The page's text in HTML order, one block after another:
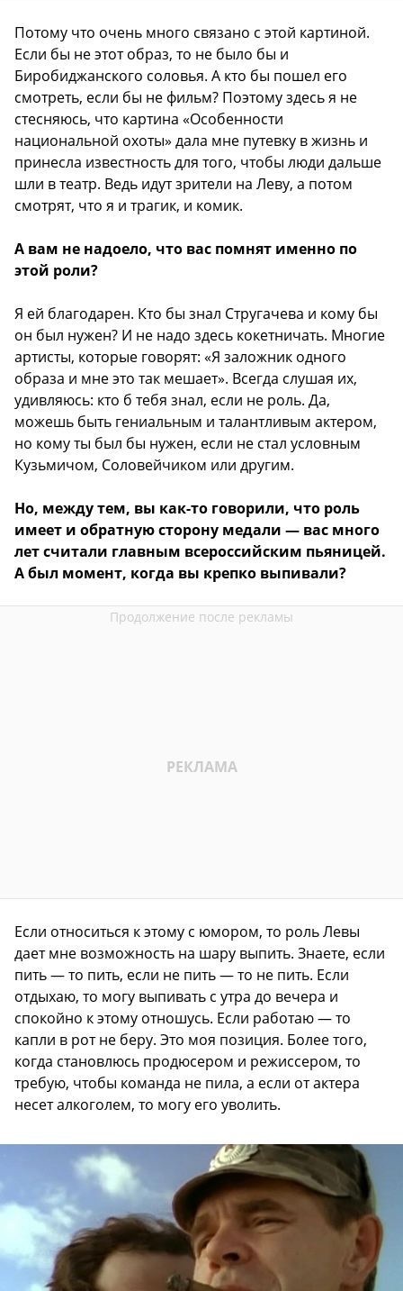
Потому что очень много связано с этой картиной.
Если бы не этот образ, то не было бы и
Биробиджанского соловья. А кто бы пошел его
смотреть, если бы не фильм? Поэтому здесь я не
стесняюсь, что картина «Особенности
национальной охоты» дала мне путевку в жизнь и
принесла известность для того, чтобы люди дальше
шли в театр. Ведь идут зрители на Леву, а потом
смотрят, что я и трагик, и комик.
А вам не надоело, что вас помнят именно по
этой роли?
Я ей благодарен. Кто бы знал Стругачева и кому бы
он был нужен? И не надо здесь кокетничать. Многие
артисты, которые говорят: «Я заложник одного
образа и мне это так мешает». Всегда слушая их,
удивляюсь: кто б тебя знал, если не роль. Да,
можешь быть гениальным и талантливым актером,
но кому ты был бы нужен, если не стал условным
Кузьмичом, Соловейчиком или другим.
Но, между тем, вы как-то говорили, что роль
имеет и обратную сторону медали — вас много
лет считали главным всероссийским пьяницей.
А был момент, когда вы крепко выпивали?
Если относиться к этому с юмором, то роль Левы
дает мне возможность на шару выпить. Знаете, если
пить — то пить, если не пить — то не пить. Если
отдыхаю, то могу выпивать с утра до вечера и
спокойно к этому отношусь. Если работаю — то
капли в рот не беру. Это моя позиция. Более того,
когда становлюсь продюсером и режиссером, то
требую, чтобы команда не пила, а если от актера
несет алкоголем, то могу его уволить.